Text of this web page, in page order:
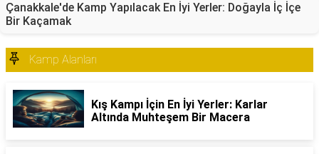
Çanakkale'de Kamp Yapılacak En İyi Yerler: Doğayla İç İçe
Bir Kaçamak
Kamp Alanları
Kış Kampı İçin En İyi Yerler: Karlar
Altında Muhteşem Bir Macera